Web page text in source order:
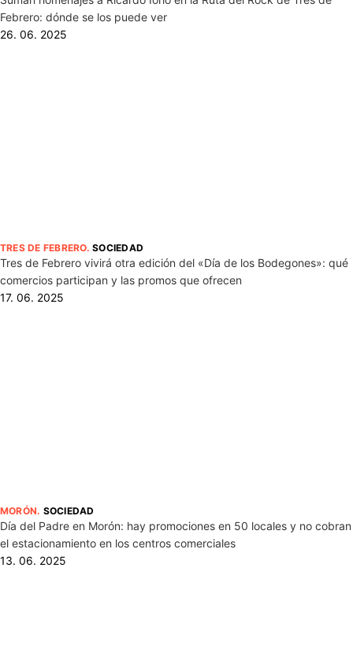
Febrero: dónde se los puede ver
26. 06. 2025
TRES DE FEBRERO.SOCIEDAD
Tres de Febrero vivirá otra edición del «Día de los Bodegones»: qué
comercios participan y las promos que ofrecen
17. 06. 2025
MORÓN. SOCIEDAD
Día del Padre en Morón: hay promociones en 50 locales y no cobran
el estacionamiento en los centros comerciales
13. 06. 2025